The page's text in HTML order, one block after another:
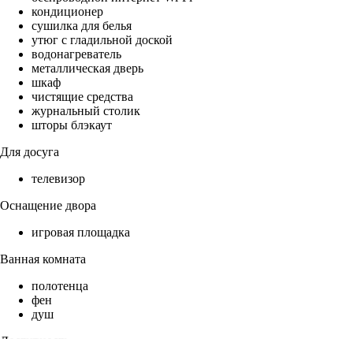
кондиционер
сушилка для белья
утюг с гладильной доской
водонагреватель
металлическая дверь
шкаф
чистящие средства
журнальный столик
шторы блэкаут
Для досуга
телевизор
Оснащение двора
игровая площадка
Ванная комната
полотенца
фен
душ